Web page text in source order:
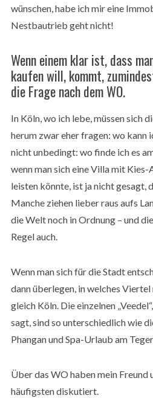
wünschen, habe ich mir eine
Nestbautrieb geht nicht!
Wenn einem klar ist, dass
kaufen will, kommt,
die Frage nach dem WO.
In Köln, wo ich lebe, müssen sich
herum zwar eher fragen: wo kann
nicht unbedingt: wo finde ich es
wenn man sich eine Villa mit
leisten könnte, ist ja nicht gesagt,
Manche ziehen lieber raus aufs
die Welt noch in Ordnung – und
Regel auch.
Wenn man sich für die Stadt
dann überlegen, in welches
gleich Köln. Die einzelnen
sagt, sind so unterschiedlich wie
Phangan und Spa-Urlaub am
Über das WO haben mein Freund
häufigsten diskutiert.